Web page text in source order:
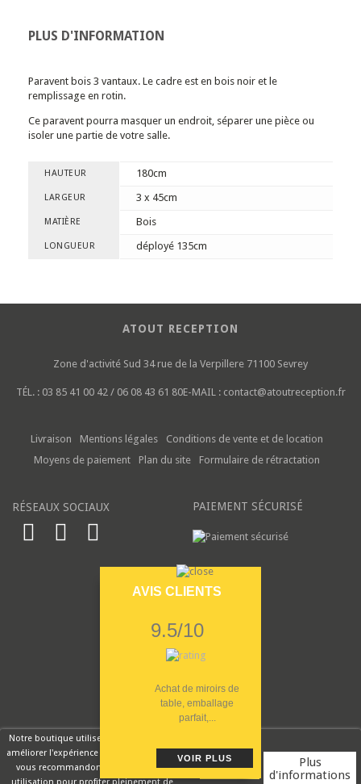
Notre boutique utilise des cookies pour
améliorer l'expérience utilisateur et nous
vous recommandons d'accepter leur
Plus
d'informations
PLUS D'INFORMATION
Paravent bois 3 vantaux. Le cadre est en bois noir et le
remplissage en rotin.
Ce paravent pourra masquer un endroit, séparer une pièce ou
isoler une partie de votre salle.
HAUTEUR 180cm
LARGEUR 3 x 45cm
MATIÈRE Bois
LONGUEUR déployé 135cm
ATOUT RECEPTION
Zone d'activité Sud 34 rue de la Verpillere 71100 Sevrey
TÉL. : 03 85 41 00 42 / 06 08 43 61 80E-MAIL : contact@atoutreception.fr
Livraison Mentions légales
Conditions de vente et de location
Moyens de paiement
Plan du site Formulaire de rétractation
RÉSEAUX SOCIAUX PAIEMENT SÉCURISÉ
AVIS CLIENTS
9.5/10
Achat de miroirs de
table, emballage
parfait,...
VOIR PLUS